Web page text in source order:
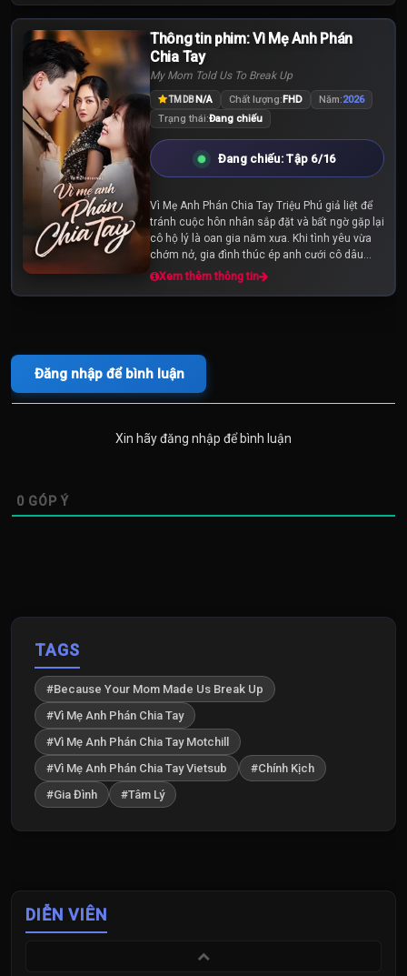
Thông tin phim: Vì Mẹ Anh Phán
Chia Tay
My Mom Told Us To Break Up
TMDBN/A Chất lượng:FHD Năm:2026
Trạng thái:Đang chiếu
Đang chiếu: Tập 6/16
Vì Mẹ Anh Phán Chia Tay Triệu Phú giả liệt để
tránh cuộc hôn nhân sắp đặt và bất ngờ gặp lại
cô hộ lý là oan gia năm xưa. Khi tình yêu vừa
chớm nở, gia đình thúc ép anh cưới cô dâu
"over hợp" để giữ mạng. Số...
Xem thêm thông tin
Đăng nhập để bình luận
Xin hãy đăng nhập để bình luận
0 GÓP Ý
TAGS
#Because Your Mom Made Us Break Up
#Vì Mẹ Anh Phán Chia Tay
#Vì Mẹ Anh Phán Chia Tay Motchill
#Vì Mẹ Anh Phán Chia Tay Vietsub
#Chính Kịch
#Gia Đình
#Tâm Lý
DIỄN VIÊN